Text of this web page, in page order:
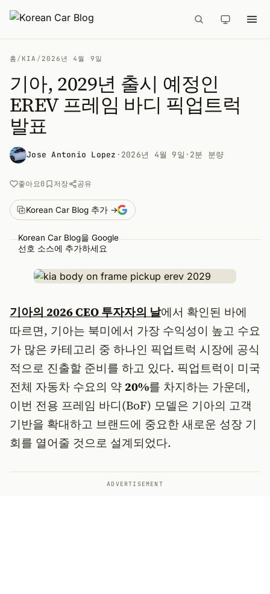
홈 / KIA / 2026년 4월 9일
기아, 2029년 출시 예정인
EREV 프레임 바디 픽업트럭
발표
Jose Antonio Lopez · 2026년 4월 9일 · 2분 분량
좋아요0 저장 공유
Korean Car Blog 추가 →
Korean Car Blog을 Google
선호 소스에 추가하세요
기아의 2026 CEO 투자자의 날에서 확인된 바에
따르면, 기아는 북미에서 가장 수익성이 높고 수요
가 많은 카테고리 중 하나인 픽업트럭 시장에 공식
적으로 진출할 준비를 하고 있다. 픽업트럭이 미국
전체 자동차 수요의 약 20%를 차지하는 가운데,
이번 전용 프레임 바디(BoF) 모델은 기아의 고객
기반을 확대하고 브랜드에 중요한 새로운 성장 기
회를 열어줄 것으로 설계되었다.
ADVERTISEMENT